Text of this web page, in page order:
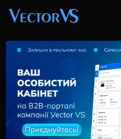
+38 (044) 369 51 57
02095, Україна, м. Київ, вул.
info@vector-vs.com